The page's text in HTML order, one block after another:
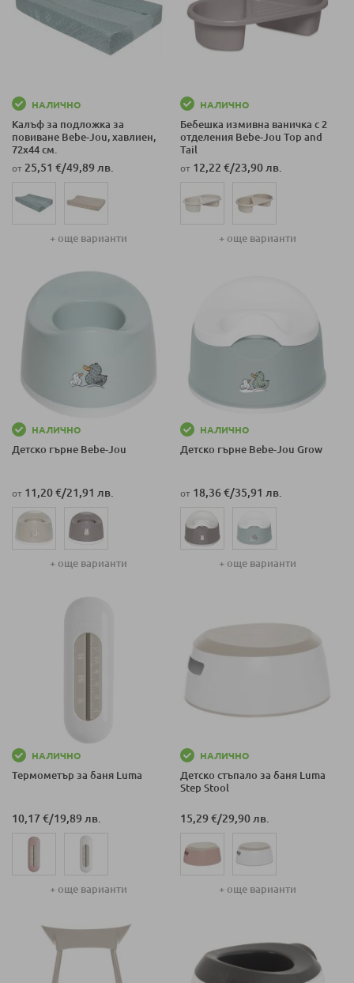
НАЛИЧНО
Калъф за подложка за
повиване Bеbе-Jou, хавлиен,
72х44 см.
от 25,51 €/49,89 лв.
+ още варианти
НАЛИЧНО
Бебешка измивна ваничка с 2
отделения Bеbе-Jou Top and
Tail
от 12,22 €/23,90 лв.
+ още варианти
НАЛИЧНО
Детско гърне Bеbе-Jou
от 11,20 €/21,91 лв.
+ още варианти
НАЛИЧНО
Детско гърне Bеbе-Jou Grow
от 18,36 €/35,91 лв.
+ още варианти
НАЛИЧНО
Термометър за баня Luma
10,17 €/19,89 лв.
+ още варианти
НАЛИЧНО
Детско стъпало за баня Luma
Step Stool
15,29 €/29,90 лв.
+ още варианти